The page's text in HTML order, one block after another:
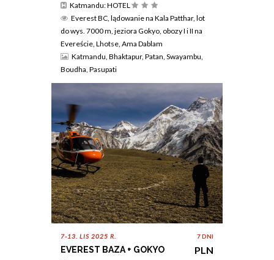
Katmandu: HOTEL
Everest BC, lądowanie na Kala Patthar, lot
do wys. 7000 m, jeziora Gokyo, obozy I i II na
Evereście, Lhotse, Ama Dablam
Katmandu, Bhaktapur, Patan, Swayambu,
Boudha, Pasupati
7-13. LIS 2025 R.
EVEREST BAZA + GOKYO
7 DNI
PLN